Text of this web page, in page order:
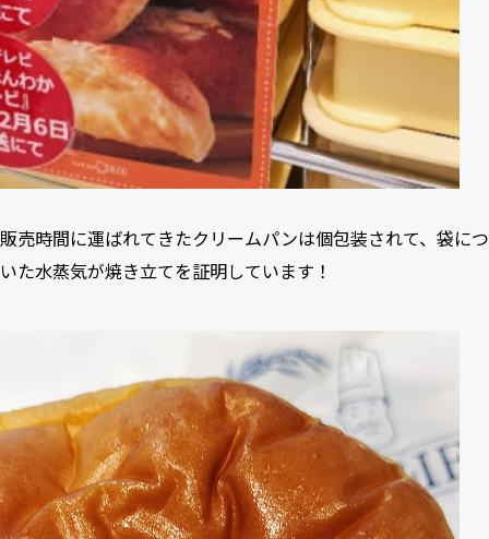
販売時間に運ばれてきたクリームパンは個包装されて、袋につ
いた水蒸気が焼き立てを証明しています！